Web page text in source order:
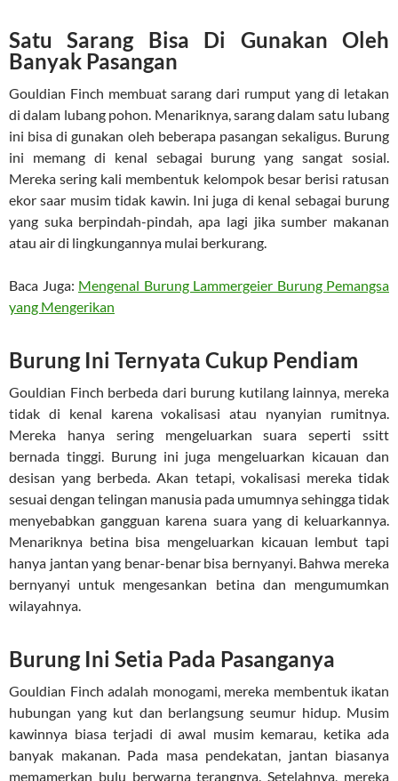
Satu Sarang Bisa Di Gunakan Oleh
Banyak Pasangan
Gouldian Finch membuat sarang dari rumput yang di letakan
di dalam lubang pohon. Menariknya, sarang dalam satu lubang
ini bisa di gunakan oleh beberapa pasangan sekaligus. Burung
ini memang di kenal sebagai burung yang sangat sosial.
Mereka sering kali membentuk kelompok besar berisi ratusan
ekor saar musim tidak kawin. Ini juga di kenal sebagai burung
yang suka berpindah-pindah, apa lagi jika sumber makanan
atau air di lingkungannya mulai berkurang.
Baca Juga: Mengenal Burung Lammergeier Burung Pemangsa
yang Mengerikan
Burung Ini Ternyata Cukup Pendiam
Gouldian Finch berbeda dari burung kutilang lainnya, mereka
tidak di kenal karena vokalisasi atau nyanyian rumitnya.
Mereka hanya sering mengeluarkan suara seperti ssitt
bernada tinggi. Burung ini juga mengeluarkan kicauan dan
desisan yang berbeda. Akan tetapi, vokalisasi mereka tidak
sesuai dengan telingan manusia pada umumnya sehingga tidak
menyebabkan gangguan karena suara yang di keluarkannya.
Menariknya betina bisa mengeluarkan kicauan lembut tapi
hanya jantan yang benar-benar bisa bernyanyi. Bahwa mereka
bernyanyi untuk mengesankan betina dan mengumumkan
wilayahnya.
Burung Ini Setia Pada Pasanganya
Gouldian Finch adalah monogami, mereka membentuk ikatan
hubungan yang kut dan berlangsung seumur hidup. Musim
kawinnya biasa terjadi di awal musim kemarau, ketika ada
banyak makanan. Pada masa pendekatan, jantan biasanya
memamerkan bulu berwarna terangnya. Setelahnya, mereka